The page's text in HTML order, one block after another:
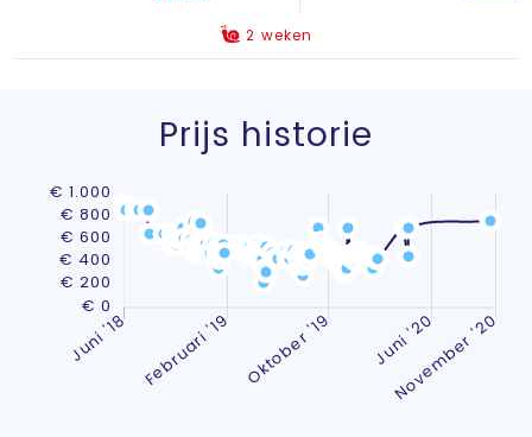
2 weken
Prijs historie